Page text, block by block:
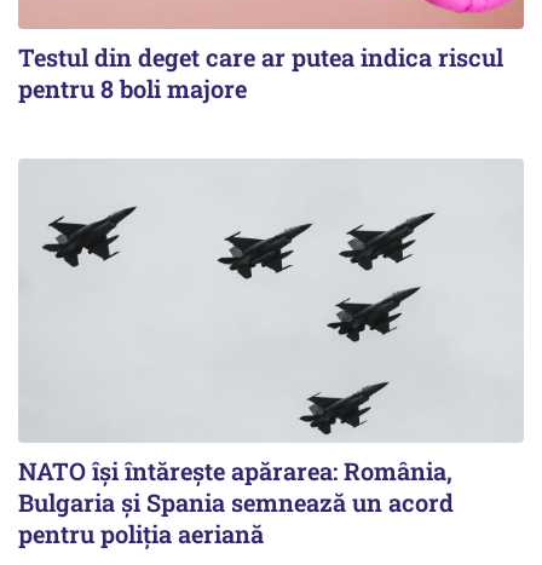
Testul din deget care ar putea indica riscul
pentru 8 boli majore
NATO își întărește apărarea: România,
Bulgaria și Spania semnează un acord
pentru poliția aeriană